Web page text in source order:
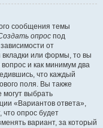
сообщения темы
опрос под
от
вкладки или формы, то вы
и как минимум два
что каждый
поля. Вы также
могут выбрать
«Вариантов ответа»,
что опрос будет
вариант, за который